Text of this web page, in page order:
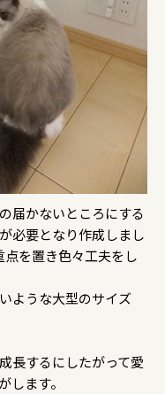
届かないところにする
必要となり作成しまし
を置き色々工夫をし
ような大型のサイズ
長するにしたがって愛
します。